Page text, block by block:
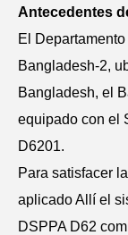
Antecedentes
El
Bangladesh-2,
Bangladesh, el
equipado con el
D6201.
Para satisfacer
aplicado Allí el
DSPPA D62